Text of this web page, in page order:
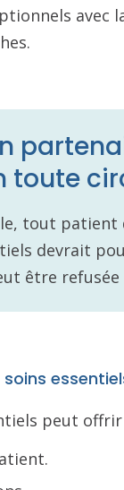
avec
toute
tout patient
devrait
être
peut